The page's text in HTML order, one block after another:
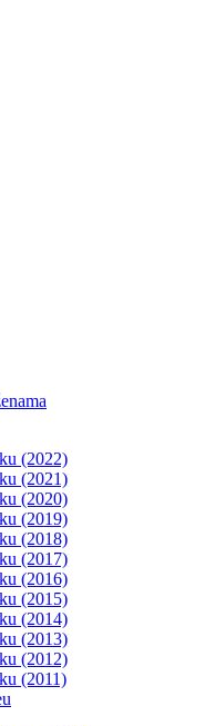
(2022)
(2021)
(2020)
(2019)
(2018)
(2017)
(2016)
(2015)
(2014)
(2013)
(2012)
(2011)